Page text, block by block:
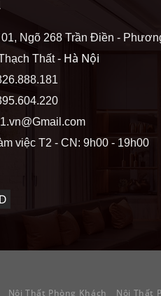
Ngõ 268 Trần Điền -
Thất -Hà Nội
việc T2 - CN: 9h00 - 19h00
Nội Thất Phòng Khách Nội Thất